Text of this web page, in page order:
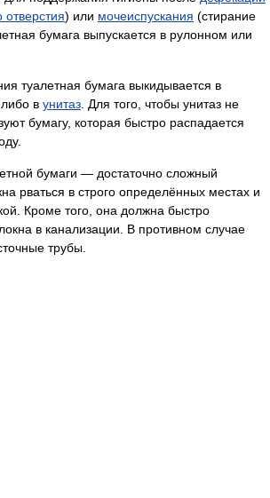
отверстия) или мочеиспускания (стирание
бумага выпускается в рулонном или
туалетная бумага выкидывается в
в унитаз . Для того, чтобы унитаз не
бумагу, которая быстро распадается
бумаги — достаточно сложный
рваться в строго определённых местах и
Кроме того, она должна быстро
в канализации. В противном случае
трубы.